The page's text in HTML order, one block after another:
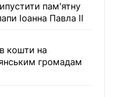
пам'ятну
Іоанна Павла II
кошти на
громадам